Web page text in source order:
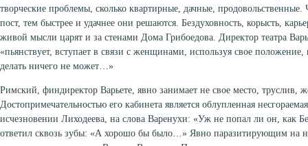
творческие проблемы, сколько квартирные, дачные,
пост, тем быстрее и удачнее они решаются. Бездуховность, корысть,
живой мысли царят и за стенами Дома Грибоедова. Директор театра
«пьянствует, вступает в связи с женщинами, используя свое положение,
делать ничего не может…»
Римский, финдиректор Варьете, явно занимает не свое место, труслив,
Достопримечательностью его кабинета является облупленная
исчезновении Лиходеева, на слова Варенухи: «Уж не попал ли он, как
ответил сквозь зубы: «А хорошо бы было…» Явно паразитирующим на